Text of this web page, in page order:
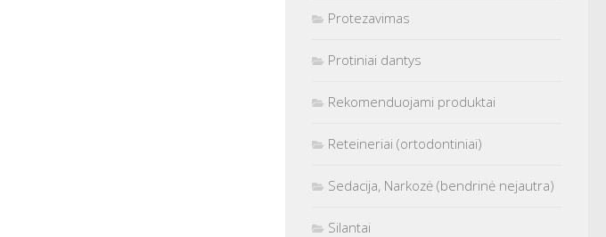
Protezavimas
Protiniai dantys
Rekomenduojami produktai
Reteineriai (ortodontiniai)
Sedacija, Narkozė (bendrinė nejautra)
Silantai